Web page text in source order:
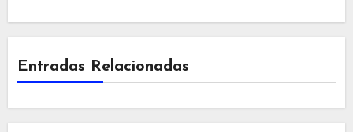
Entradas Relacionadas